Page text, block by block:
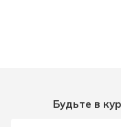
Будьте в